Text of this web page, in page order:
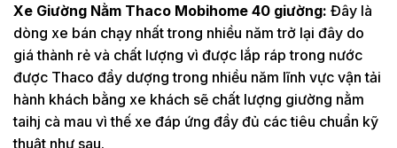
Xe Giường Nằm Thaco Mobihome 40 giường: Đây là
dòng xe bán chạy nhất trong nhiều năm trở lại đây do
giá thành rẻ và chất lượng vì được lắp ráp trong nước
được Thaco đầy dượng trong nhiều năm lĩnh vực vận tải
hành khách bằng xe khách sẽ chất lượng giường nằm
taihj cà mau vì thế xe đáp ứng đầy đủ các tiêu chuẩn kỹ
thuật như sau.